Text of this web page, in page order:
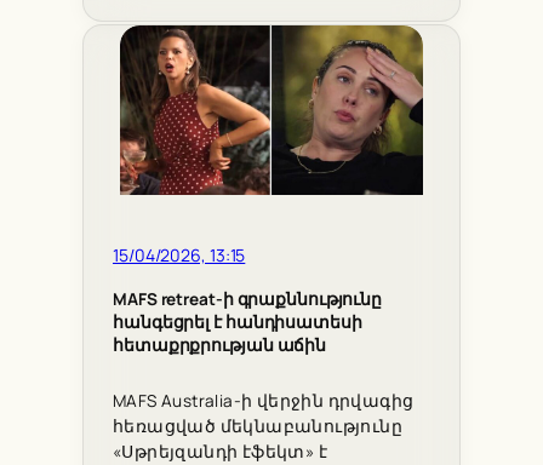
15/04/2026, 13:15
MAFS retreat-ի գրաքննությունը
հանգեցրել է հանդիսատեսի
հետաքրքրության աճին
MAFS Australia-ի վերջին դրվագից
հեռացված մեկնաբանությունը
«Սթրեյզանդի էֆեկտ» է